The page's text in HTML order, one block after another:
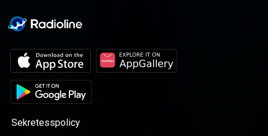
Sekretesspolicy